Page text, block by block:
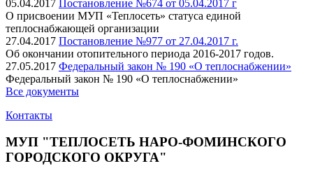
05.04.2017 Постановление №674 от 05.04.2017 г
О присвоении МУП «Теплосеть» статуса единой
теплоснабжающей организации
27.04.2017 Постановление №977 от 27.04.2017 г.
Об окончании отопительного периода 2016-2017 годов.
27.05.2017 Федеральный закон № 190 «О теплоснабжении»
Федеральный закон № 190 «О теплоснабжении»
Все документы
Контакты
МУП "ТЕПЛОСЕТЬ НАРО-ФОМИНСКОГО
ГОРОДСКОГО ОКРУГА"